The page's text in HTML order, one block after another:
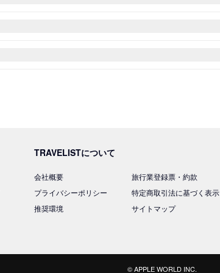
TRAVELISTについて
会社概要
旅行業登録票・約款
プライバシーポリシー
特定商取引法に基づく表示
推奨環境
サイトマップ
© APPLE WORLD INC.